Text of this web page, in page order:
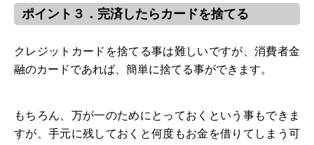
ポイント３．完済したらカードを捨てる
クレジットカードを捨てる事は難しいですが、消費者金
融のカードであれば、簡単に捨てる事ができます。
もちろん、万が一のためにとっておくという事もできま
すが、手元に残しておくと何度もお金を借りてしまう可